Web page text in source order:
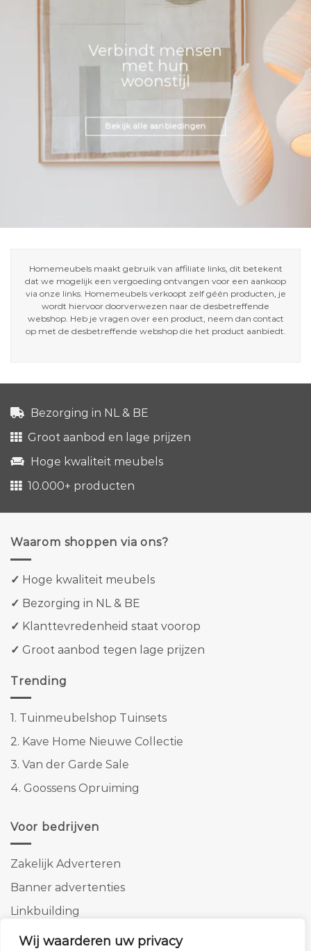
Wij waarderen uw privacy
Verbindt mensen
met hun
woonstijl
Bekijk alle aanbiedingen
Homemeubels maakt gebruik van affiliate links, dit betekent
dat we mogelijk een vergoeding ontvangen voor een aankoop
via onze links. Homemeubels verkoopt zelf géén producten, je
wordt hiervoor doorverwezen naar de desbetreffende
webshop. Heb je vragen over een product, neem dan contact
op met de desbetreffende webshop die het product aanbiedt.
Bezorging in NL & BE
Groot aanbod en lage prijzen
Hoge kwaliteit meubels
10.000+ producten
Waarom shoppen via ons?
✓ Hoge kwaliteit meubels
✓ Bezorging in NL & BE
✓ Klanttevredenheid staat voorop
✓ Groot aanbod tegen lage prijzen
Trending
1. Tuinmeubelshop Tuinsets
2. Kave Home Nieuwe Collectie
3. Van der Garde Sale
4. Goossens Opruiming
Voor bedrijven
Zakelijk Adverteren
Banner advertenties
Linkbuilding
SEO copywriting